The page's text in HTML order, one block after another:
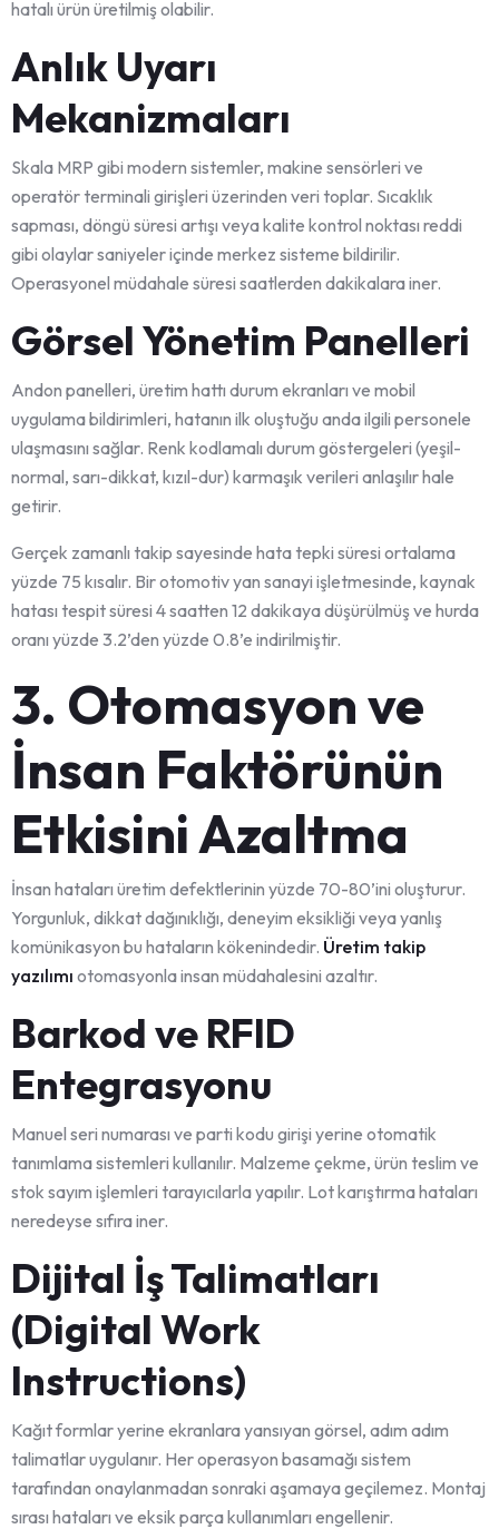
hatalı ürün üretilmiş olabilir.
Anlık Uyarı
Mekanizmaları
Skala MRP gibi modern sistemler, makine sensörleri ve
operatör terminali girişleri üzerinden veri toplar. Sıcaklık
sapması, döngü süresi artışı veya kalite kontrol noktası reddi
gibi olaylar saniyeler içinde merkez sisteme bildirilir.
Operasyonel müdahale süresi saatlerden dakikalara iner.
Görsel Yönetim Panelleri
Andon panelleri, üretim hattı durum ekranları ve mobil
uygulama bildirimleri, hatanın ilk oluştuğu anda ilgili personele
ulaşmasını sağlar. Renk kodlamalı durum göstergeleri (yeşil-
normal, sarı-dikkat, kızıl-dur) karmaşık verileri anlaşılır hale
getirir.
Gerçek zamanlı takip sayesinde hata tepki süresi ortalama
yüzde 75 kısalır. Bir otomotiv yan sanayi işletmesinde, kaynak
hatası tespit süresi 4 saatten 12 dakikaya düşürülmüş ve hurda
oranı yüzde 3.2’den yüzde 0.8’e indirilmiştir.
3. Otomasyon ve
İnsan Faktörünün
Etkisini Azaltma
İnsan hataları üretim defektlerinin yüzde 70-80’ini oluşturur.
Yorgunluk, dikkat dağınıklığı, deneyim eksikliği veya yanlış
komünikasyon bu hataların kökenindedir. Üretim takip
yazılımı otomasyonla insan müdahalesini azaltır.
Barkod ve RFID
Entegrasyonu
Manuel seri numarası ve parti kodu girişi yerine otomatik
tanımlama sistemleri kullanılır. Malzeme çekme, ürün teslim ve
stok sayım işlemleri tarayıcılarla yapılır. Lot karıştırma hataları
neredeyse sıfıra iner.
Dijital İş Talimatları
(Digital Work
Instructions)
Kağıt formlar yerine ekranlara yansıyan görsel, adım adım
talimatlar uygulanır. Her operasyon basamağı sistem
tarafından onaylanmadan sonraki aşamaya geçilemez. Montaj
sırası hataları ve eksik parça kullanımları engellenir.